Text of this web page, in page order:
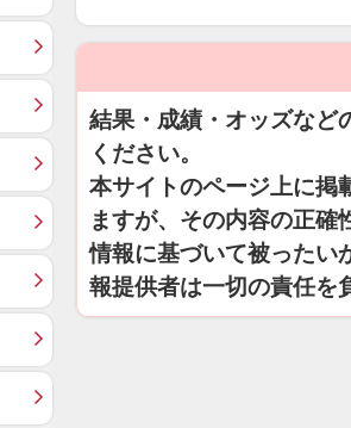
結果・成績・オッズなど
ください。
本サイトのページ上に掲
ますが、その内容の正
情報に基づいて被ったい
報提供者は一切の責任を